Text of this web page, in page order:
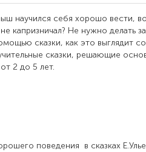
научился себя хорошо вести,
капризничал? Не нужно делать
сказки, как это выглядит
сказки, решающие
2 до 5 лет.
поведения в сказках